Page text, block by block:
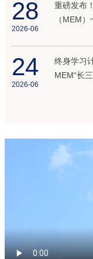
28
2026-06
重磅发布
（MEM
24
2026-06
终身学习
MEM“长